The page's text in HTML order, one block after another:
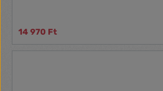
14 970 Ft